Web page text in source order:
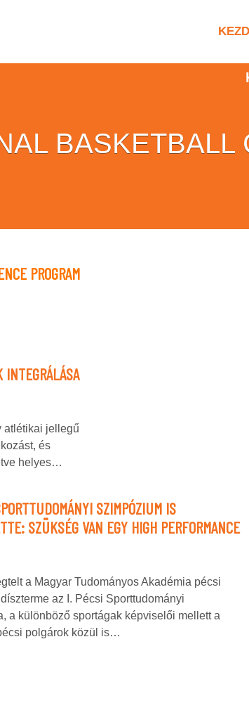
BASKETBALL
PROGRAM
INTEGRÁLÁSA
atlétikai jellegű
és
helyes…
SZIMPÓZIUM IS
SZÜKSÉG VAN EGY HIGH PERFORMANCE
a Magyar Tudományos Akadémia pécsi
az I. Pécsi Sporttudományi
a különböző sportágak képviselői mellett a
polgárok közül is…